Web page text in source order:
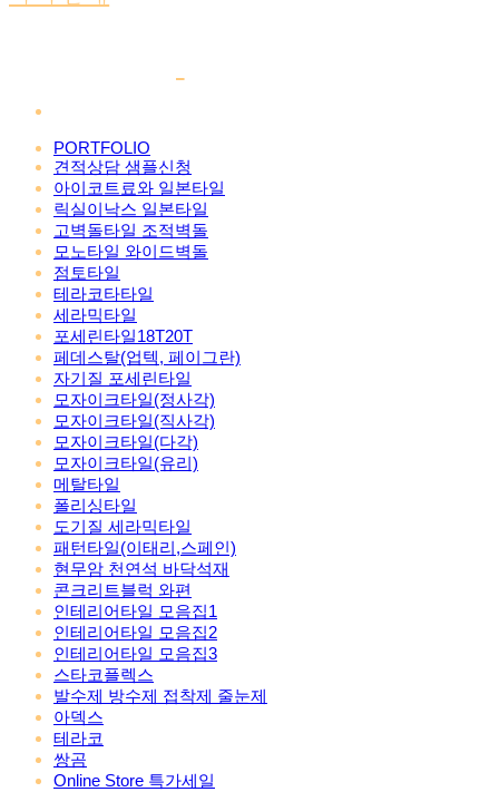
PORTFOLIO
견적상담 샘플신청
아이코트료와 일본타일
릭실이낙스 일본타일
고벽돌타일 조적벽돌
모노타일 와이드벽돌
점토타일
테라코타타일
세라믹타일
포세린타일18T20T
페데스탈(업텍, 페이그란)
자기질 포세린타일
모자이크타일(정사각)
모자이크타일(직사각)
모자이크타일(다각)
모자이크타일(유리)
메탈타일
폴리싱타일
도기질 세라믹타일
패턴타일(이태리,스페인)
현무암 천연석 바닥석재
콘크리트블럭 와편
인테리어타일 모음집1
인테리어타일 모음집2
인테리어타일 모음집3
스타코플렉스
발수제 방수제 접착제 줄눈제
아덱스
테라코
쌍곰
Online Store 특가세일